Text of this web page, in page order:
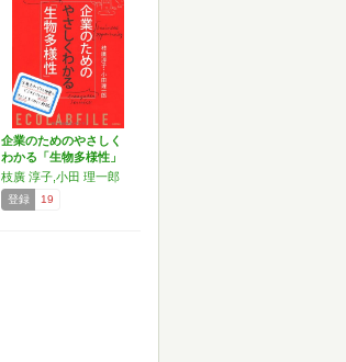
企業のためのやさしく
わかる「生物多様性」
(…
枝廣 淳子,小田 理一郎
登録 19